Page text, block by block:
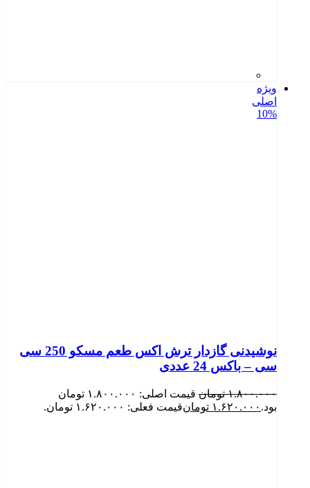
ویژه
اصلی
10%
نوشیدنی گازدار ترش اکس طعم مسکو 250 سی
سی – باکس 24 عددی
۱.۸۰۰.۰۰۰ تومان
قیمت اصلی: ۱.۸۰۰.۰۰۰ تومان
بود. ۱.۶۲۰.۰۰۰ تومانقیمت فعلی: ۱.۶۲۰.۰۰۰ تومان.